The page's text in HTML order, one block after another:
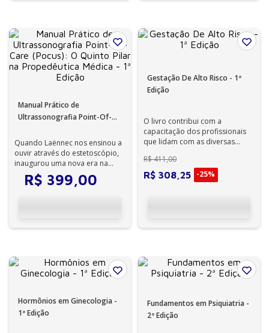
Manual Prático de
Ultrassonografia Point-Of-
na Propedêutica Médica - 1ª
Edição
Quando Laënnec nos ensinou a
ouvir através do estetoscópio,
inaugurou uma nova era na
Medicina. Hoje, o ultrassom nos
pe...R$ 399,00
Gestação De Alto Risco - 1ª
Edição
O livro contribui com a
capacitação dos profissionais
que lidam com as diversas
capítulo...
R$411,00
R$ 308 25 -25%
Hormônios em Ginecologia -
1ª Edição
Fundamentos em Psiquiatria -
2ª Edição